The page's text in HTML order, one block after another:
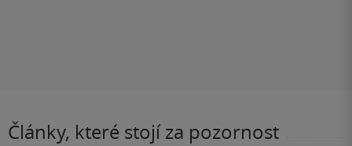
Články, které stojí za pozornost